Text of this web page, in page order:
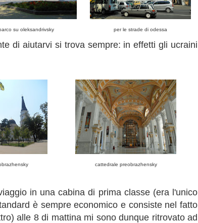
per le strade di odessa
su oleksandrivsky
di aiutarvi si trova sempre: in effetti gli ucraini
cattedrale preobrazhensky
in una cabina di prima classe (era l'unico
è sempre economico e consiste nel fatto
alle 8 di mattina mi sono dunque ritrovato ad